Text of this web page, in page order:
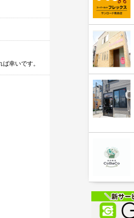
幸いです。